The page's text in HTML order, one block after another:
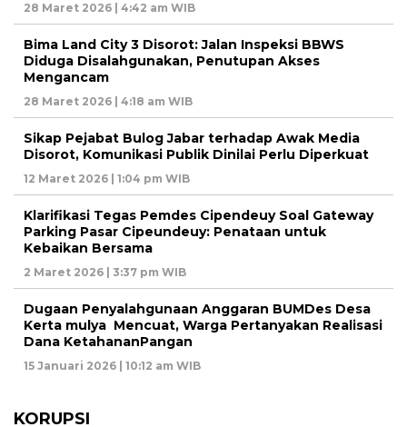
28 Maret 2026 | 4:42 am WIB
Bima Land City 3 Disorot: Jalan Inspeksi BBWS
Diduga Disalahgunakan, Penutupan Akses
Mengancam
28 Maret 2026 | 4:18 am WIB
Sikap Pejabat Bulog Jabar terhadap Awak Media
Disorot, Komunikasi Publik Dinilai Perlu Diperkuat
12 Maret 2026 | 1:04 pm WIB
Klarifikasi Tegas Pemdes Cipendeuy Soal Gateway
Parking Pasar Cipeundeuy: Penataan untuk
Kebaikan Bersama
2 Maret 2026 | 3:37 pm WIB
Dugaan Penyalahgunaan Anggaran BUMDes Desa
Kerta mulya Mencuat, Warga Pertanyakan Realisasi
Dana KetahananPangan
15 Januari 2026 | 10:12 am WIB
KORUPSI